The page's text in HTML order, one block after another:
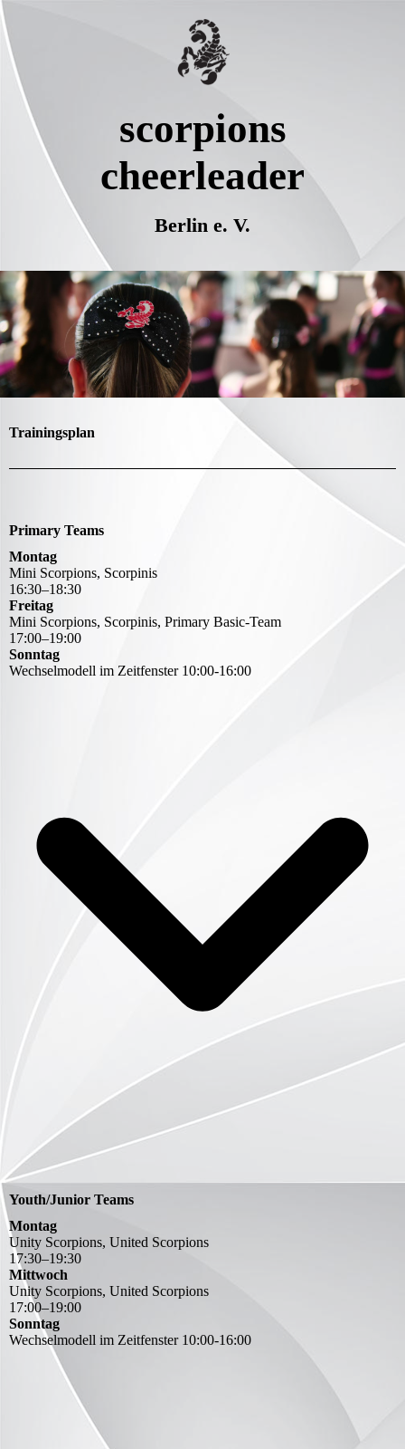
scorpions
cheerleader
Berlin e. V.
Trainingsplan
Primary Teams
Montag
Mini Scorpions, Scorpinis
16:30–18:30
Freitag
Mini Scorpions, Scorpinis, Primary Basic-Team
17:00–19:00
Sonntag
Wechselmodell im Zeitfenster 10:00-16:00
Youth/Junior Teams
Montag
Unity Scorpions, United Scorpions
17:30–19:30
Mittwoch
Unity Scorpions, United Scorpions
17:00–19:00
Sonntag
Wechselmodell im Zeitfenster 10:00-16:00